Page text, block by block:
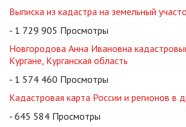
Выписка из кадастра на земельный
- 1 729 905 Просмотры
Новгородова Анна Ивановна
Кургане, Курганская область
- 1 574 460 Просмотры
Кадастровая карта России и регионов в
- 645 584 Просмотры